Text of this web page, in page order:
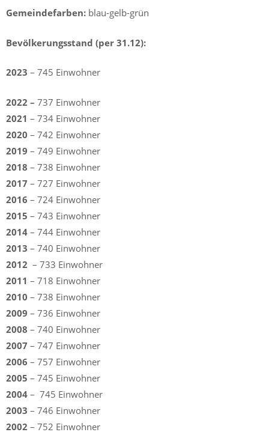
Gemeindefarben: blau-gelb-grün
Bevölkerungsstand (per 31.12):
2023 – 745 Einwohner
2022 – 737 Einwohner
2021 – 734 Einwohner
2020 – 742 Einwohner
2019 – 749 Einwohner
2018 – 738 Einwohner
2017 – 727 Einwohner
2016 – 724 Einwohner
2015 – 743 Einwohner
2014 – 744 Einwohner
2013 – 740 Einwohner
2012 – 733 Einwohner
2011 – 718 Einwohner
2010 – 738 Einwohner
2009 – 736 Einwohner
2008 – 740 Einwohner
2007 – 747 Einwohner
2006 – 757 Einwohner
2005 – 745 Einwohner
2004 – 745 Einwohner
2003 – 746 Einwohner
2002 – 752 Einwohner